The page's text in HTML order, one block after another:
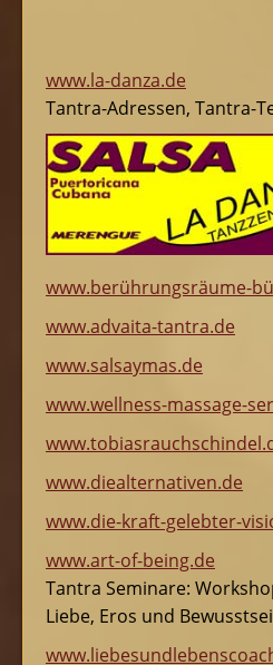
www.la-danza.de
Tantra-Adressen, Tantra-
www.berührungsräume-
www.advaita-tantra.de
www.salsaymas.de
www.wellness-massage-
www.diealternativen.de
www.die-kraft-gelebter-
www.art-of-being.de
Tantra Seminare:
Liebe, Eros und